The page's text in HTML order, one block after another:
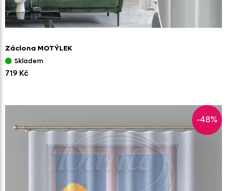
Záclona MOTÝLEK
Skladem
719 Kč
-48%